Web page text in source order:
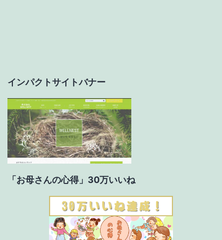
ン
インパクトサイトバナー
「お母さんの心得」30万いいね